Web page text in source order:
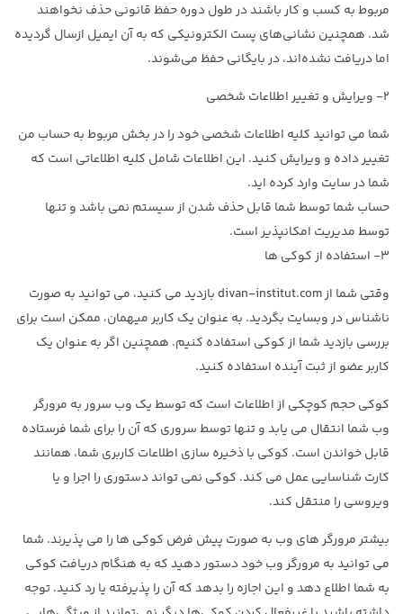
مربوط به کسب و کار باشند در طول دوره حفظ قانونی حذف نخواهند
شد. همچنین نشانی‌های پست الکترونیکی که به آن ایمیل ازسال گردیده
اما دریافت نشده‌اند، در بایگانی حفظ می‌شوند.
۲- ویرایش و تغییر اطلاعات شخصی
شما می توانید کلیه اطلاعات شخصی خود را در بخش مربوط به حساب من
تغییر داده و ویرایش کنید. این اطلاعات شامل کلیه اطلاعاتی است که
شما در سایت وارد کرده اید.
حساب شما توسط شما قابل حذف شدن از سیستم نمی باشد و تنها
توسط مدیریت امکانپذیر است.
۳- استفاده از کوکی ها
وقتی شما از divan-institut.com بازدید می کنید، می توانید به صورت
ناشناس در وبسایت بگردید. به عنوان یک کاربر میهمان، ممکن است برای
بررسی بازدید شما از کوکی استفاده کنیم. همچنین اگر به عنوان یک
کاربر عضو از ثبت آینده استفاده کنید.
کوکی حجم کوچکی از اطلاعات است که توسط یک وب سرور به مرورگر
وب شما انتقال می یابد و تنها توسط سروری که آن را برای شما فرستاده
قابل خواندن است. کوکی با ذخیره سازی اطلاعات کاربری شما، همانند
کارت شناسایی عمل می کند. کوکی نمی تواند دستوری را اجرا و یا
ویروسی را منتقل کند.
بیشتر مرورگر های وب به صورت پیش فرض کوکی ها را می پذیرند. شما
می توانید به مرورگر وب خود دستور دهید که به هنگام دریافت کوکی
به شما اطلاع دهد و این اجازه را بدهد که آن را پذیرفته یا رد کنید. توجه